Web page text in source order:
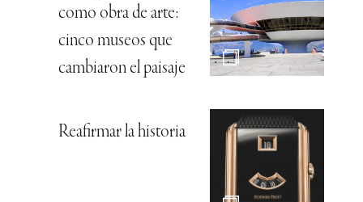
como obra de arte:
cinco museos que
cambiaron el paisaje
Reafirmar la historia